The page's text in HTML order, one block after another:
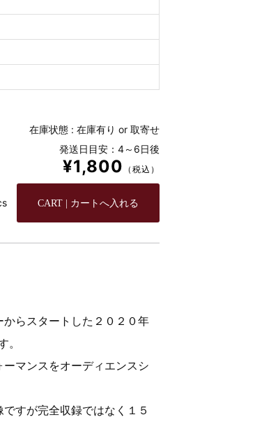
在庫状態 : 在庫有り or 取寄せ
発送日目安：4～6日後
¥1,800 （税込）
らスタートした２０２０年
。
マンスをオーディエンスシ
すが完全収録ではなく１５